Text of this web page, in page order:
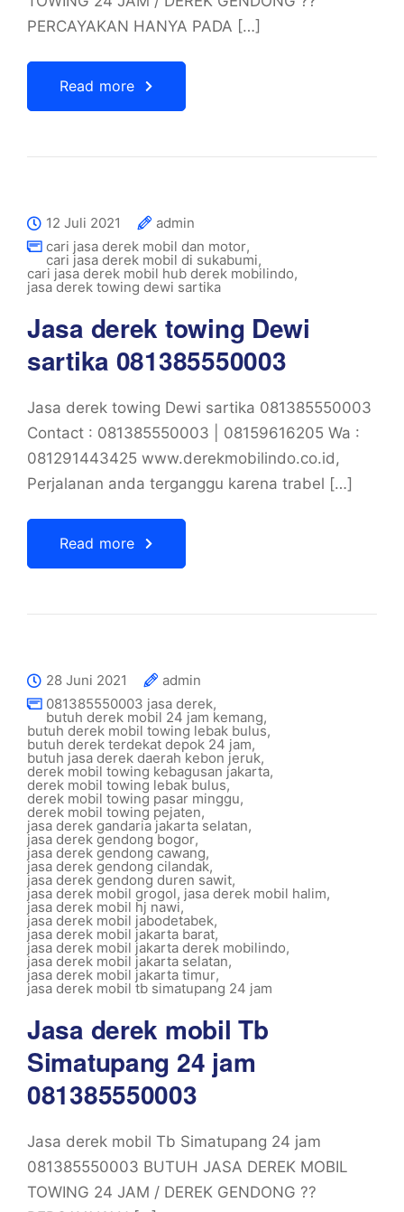
PERCAYAKAN HANYA PADA […]
Read more
12 Juli 2021
admin
cari jasa derek mobil dan motor,
cari jasa derek mobil di sukabumi,
cari jasa derek mobil hub derek mobilindo,
jasa derek towing dewi sartika
Jasa derek towing Dewi
sartika 081385550003
Jasa derek towing Dewi sartika 081385550003
Contact : 081385550003 | 08159616205 Wa :
081291443425 www.derekmobilindo.co.id,
Perjalanan anda terganggu karena trabel […]
Read more
28 Juni 2021
admin
081385550003 jasa derek,
butuh derek mobil 24 jam kemang,
butuh derek mobil towing lebak bulus,
butuh derek terdekat depok 24 jam,
butuh jasa derek daerah kebon jeruk,
derek mobil towing kebagusan jakarta,
derek mobil towing lebak bulus,
derek mobil towing pasar minggu,
derek mobil towing pejaten,
jasa derek gandaria jakarta selatan,
jasa derek gendong bogor,
jasa derek gendong cawang,
jasa derek gendong cilandak,
jasa derek gendong duren sawit,
jasa derek mobil grogol, jasa derek mobil halim,
jasa derek mobil hj nawi,
jasa derek mobil jabodetabek,
jasa derek mobil jakarta barat,
jasa derek mobil jakarta derek mobilindo,
jasa derek mobil jakarta selatan,
jasa derek mobil jakarta timur,
jasa derek mobil tb simatupang 24 jam
Jasa derek mobil Tb
Simatupang 24 jam
081385550003
Jasa derek mobil Tb Simatupang 24 jam
081385550003 BUTUH JASA DEREK MOBIL
TOWING 24 JAM / DEREK GENDONG ??